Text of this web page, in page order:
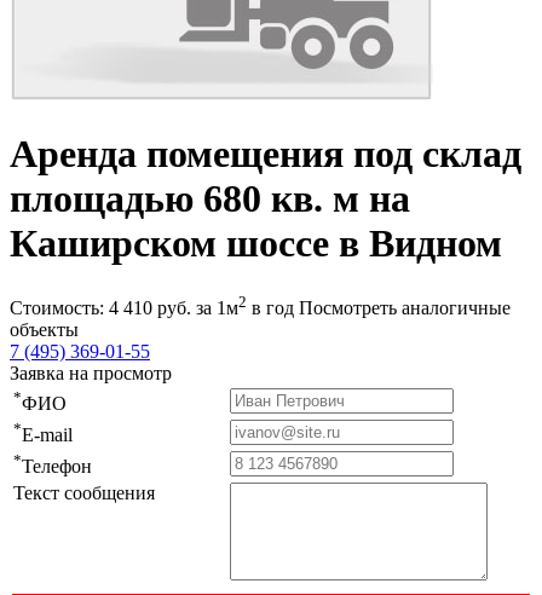
Аренда помещения под склад
площадью 680 кв. м на
Каширском шоссе в Видном
Стоимость: 4 410 руб. за 1м2 в год Посмотреть аналогичные
объекты
7 (495) 369-01-55
Заявка на просмотр
*ФИО
*E-mail
*Телефон
Текст сообщения